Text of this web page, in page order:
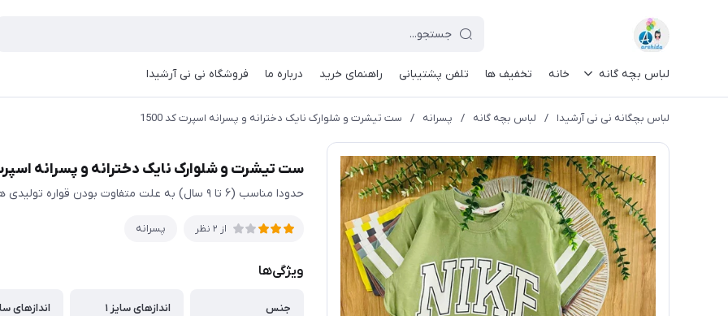
لباس بچه گانه خانه تخفیف ها تلفن پشتیبانی راهنمای خرید درباره ما فروشگاه نی نی آرشیدا
لباس بچگانه نی نی آرشیدا / لباس بچه گانه / پسرانه / ست تیشرت و شلوارک نایک دخترانه و پسرانه اسپرت کد 1500
ست تیشرت و شلوارک نایک دخترانه و پسرانه اسپرت
حدودا مناسب (۶ تا ۹ سال) به علت متفاوت بودن قواره تولیدی ها حتمی اندازها چک شود
از 2 نظر پسرانه
ویژگی‌ها
جنس
اندازهای سایز ۱
اندازهای